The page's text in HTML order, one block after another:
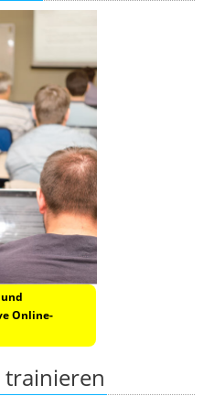
Online-
trainieren